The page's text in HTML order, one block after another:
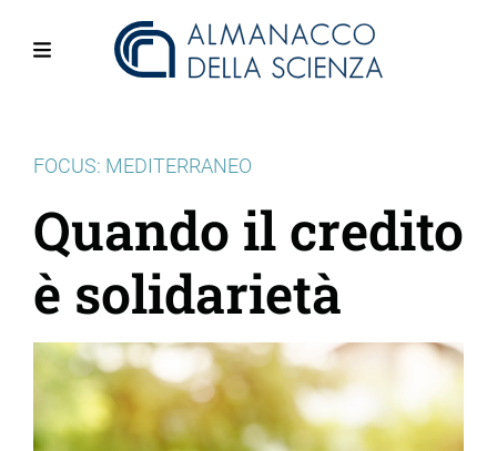
FOCUS: MEDITERRANEO
Quando il credito
è solidarietà